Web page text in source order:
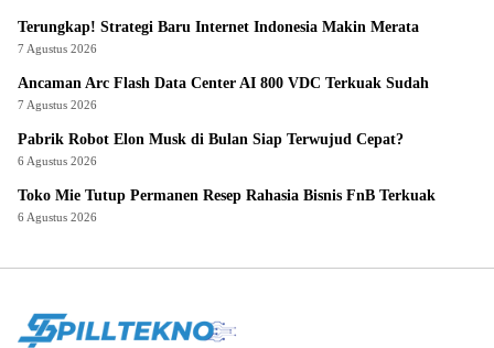
Terungkap! Strategi Baru Internet Indonesia Makin Merata
7 Agustus 2026
Ancaman Arc Flash Data Center AI 800 VDC Terkuak Sudah
7 Agustus 2026
Pabrik Robot Elon Musk di Bulan Siap Terwujud Cepat?
6 Agustus 2026
Toko Mie Tutup Permanen Resep Rahasia Bisnis FnB Terkuak
6 Agustus 2026